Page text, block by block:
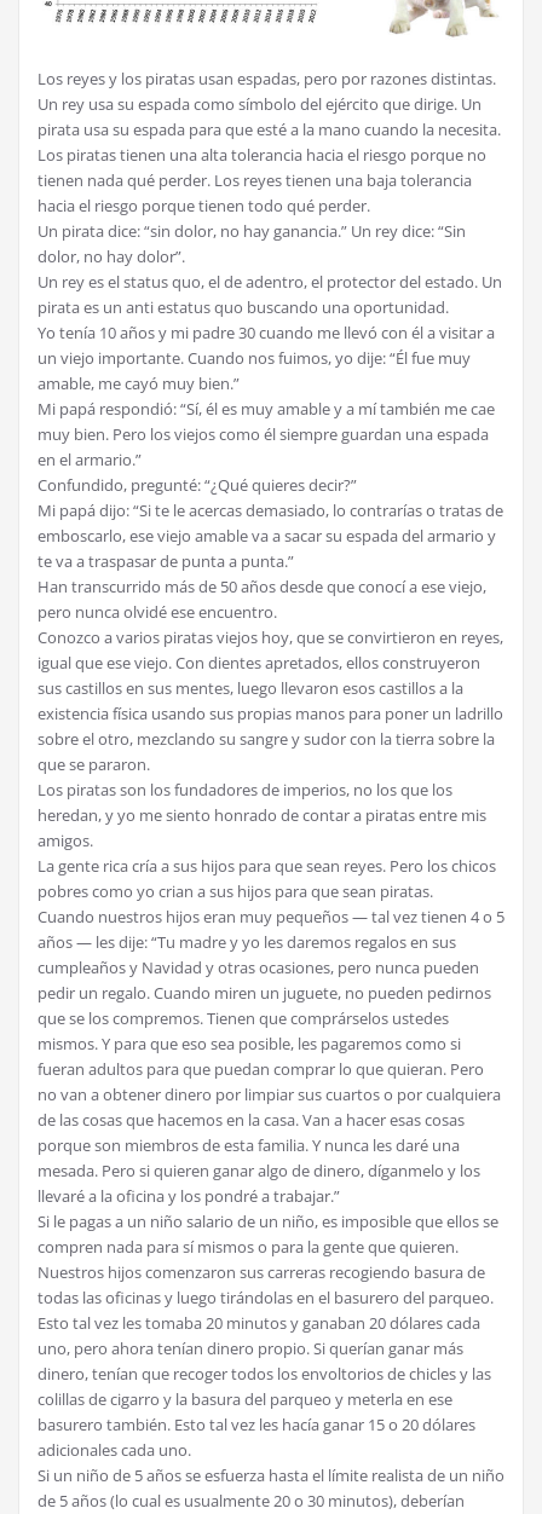
Los reyes y los piratas usan espadas, pero por razones distintas.
Un rey usa su espada como símbolo del ejército que dirige. Un
pirata usa su espada para que esté a la mano cuando la necesita.
Los piratas tienen una alta tolerancia hacia el riesgo porque no
tienen nada qué perder. Los reyes tienen una baja tolerancia
hacia el riesgo porque tienen todo qué perder.
Un pirata dice: “sin dolor, no hay ganancia.” Un rey dice: “Sin
dolor, no hay dolor”.
Un rey es el status quo, el de adentro, el protector del estado. Un
pirata es un anti estatus quo buscando una oportunidad.
Yo tenía 10 años y mi padre 30 cuando me llevó con él a visitar a
un viejo importante. Cuando nos fuimos, yo dije: “Él fue muy
amable, me cayó muy bien.”
Mi papá respondió: “Sí, él es muy amable y a mí también me cae
muy bien. Pero los viejos como él siempre guardan una espada
en el armario.”
Confundido, pregunté: “¿Qué quieres decir?”
Mi papá dijo: “Si te le acercas demasiado, lo contrarías o tratas de
emboscarlo, ese viejo amable va a sacar su espada del armario y
te va a traspasar de punta a punta.”
Han transcurrido más de 50 años desde que conocí a ese viejo,
pero nunca olvidé ese encuentro.
Conozco a varios piratas viejos hoy, que se convirtieron en reyes,
igual que ese viejo. Con dientes apretados, ellos construyeron
sus castillos en sus mentes, luego llevaron esos castillos a la
existencia física usando sus propias manos para poner un ladrillo
sobre el otro, mezclando su sangre y sudor con la tierra sobre la
que se pararon.
Los piratas son los fundadores de imperios, no los que los
heredan, y yo me siento honrado de contar a piratas entre mis
amigos.
La gente rica cría a sus hijos para que sean reyes. Pero los chicos
pobres como yo crian a sus hijos para que sean piratas.
Cuando nuestros hijos eran muy pequeños — tal vez tienen 4 o 5
años — les dije: “Tu madre y yo les daremos regalos en sus
cumpleaños y Navidad y otras ocasiones, pero nunca pueden
pedir un regalo. Cuando miren un juguete, no pueden pedirnos
que se los compremos. Tienen que comprárselos ustedes
mismos. Y para que eso sea posible, les pagaremos como si
fueran adultos para que puedan comprar lo que quieran. Pero
no van a obtener dinero por limpiar sus cuartos o por cualquiera
de las cosas que hacemos en la casa. Van a hacer esas cosas
porque son miembros de esta familia. Y nunca les daré una
mesada. Pero si quieren ganar algo de dinero, díganmelo y los
llevaré a la oficina y los pondré a trabajar.”
Si le pagas a un niño salario de un niño, es imposible que ellos se
compren nada para sí mismos o para la gente que quieren.
Nuestros hijos comenzaron sus carreras recogiendo basura de
todas las oficinas y luego tirándolas en el basurero del parqueo.
Esto tal vez les tomaba 20 minutos y ganaban 20 dólares cada
uno, pero ahora tenían dinero propio. Si querían ganar más
dinero, tenían que recoger todos los envoltorios de chicles y las
colillas de cigarro y la basura del parqueo y meterla en ese
basurero también. Esto tal vez les hacía ganar 15 o 20 dólares
adicionales cada uno.
Si un niño de 5 años se esfuerza hasta el límite realista de un niño
de 5 años (lo cual es usualmente 20 o 30 minutos), deberían